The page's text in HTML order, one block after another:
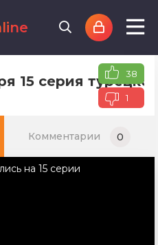
15 серия 38
1
Комментарии 0
на 15 серии